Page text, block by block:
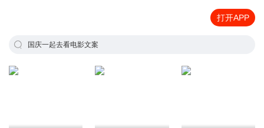
打开APP
国庆一起去看电影文案